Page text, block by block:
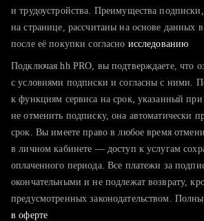
тратите много времени на поиск и
хотите сравнить себя с
и трудоустройства. Преимущества
на странице, рассчитаны на основе данных
после её покупки согласно исследованию
Подключая hh PRO, вы подтверждаете, что
с условиями подписки и согласны с ними.
к функциям сервиса на срок, указанный
не отменить подписку, она автоматически
срок. Вы имеете право в любое время
в личном кабинете — доступ к услугам
оплаченного периода. Все платежи за
окончательными и не подлежат возврату,
предусмотренных законодательством.
в оферте